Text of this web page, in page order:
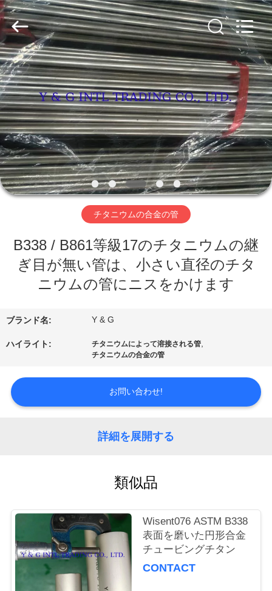
家
プ
ロ
ダ
ク
私
つ
い
工
質
2026
Y
&
International
Trading
Company
Limited.
All
Rights
Reserved.
チタニウムの合金の管
B338 / B861等級17のチタニウムの継
ぎ目が無い管は、小さい直径のチタ
ニウムの管にニスをかけます
ブランド名: Y & G
ハイライト: チタニウムによって溶接される管,
チタニウムの合金の管
お問い合わせ!
詳細を展開する
類似品
Wisent076 ASTM B338
表面を磨いた円形合金
チュービングチタン
CONTACT